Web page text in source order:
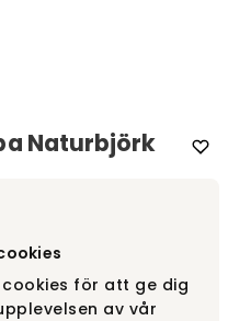
för att ge dig
av vår
Naturbjörk